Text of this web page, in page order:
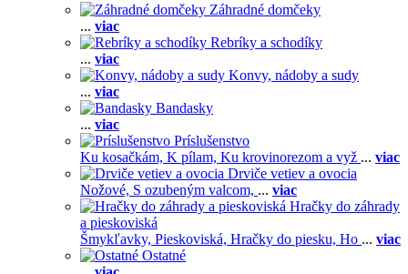
Záhradné domčeky
... viac
Rebríky a schodíky
... viac
Konvy, nádoby a sudy
... viac
Bandasky
... viac
Príslušenstvo
Ku kosačkám, K pílam, Ku krovinorezom a vyž ... viac
Drviče vetiev a ovocia
Nožové, S ozubeným valcom, ... viac
Hračky do záhrady
a pieskoviská
Šmykľavky, Pieskoviská, Hračky do piesku, Ho ... viac
Ostatné